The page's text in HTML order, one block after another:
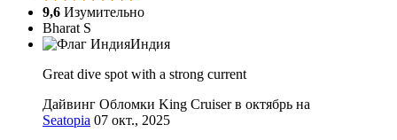
9,6 Изумительно
Bharat S
Индия
Great dive spot with a strong current
Дайвинг Обломки King Cruiser в октябрь на
Seatopia 07 окт., 2025